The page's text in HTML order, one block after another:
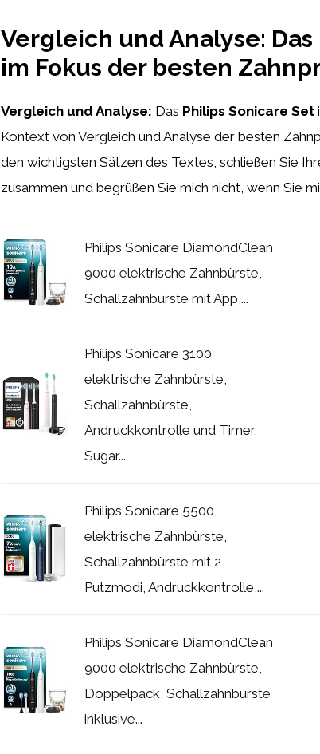
Vergleich und Analyse:
im Fokus der besten
Vergleich und Analyse: Das Philips Sonicare Set
Kontext von Vergleich und Analyse der besten
den wichtigsten Sätzen des Textes, schließen Sie
zusammen und begrüßen Sie mich nicht, wenn Sie
Philips Sonicare DiamondClean
9000 elektrische Zahnbürste,
Schallzahnbürste mit App,...
Philips Sonicare 3100
elektrische Zahnbürste,
Schallzahnbürste,
Andruckkontrolle und Timer,
Sugar...
Philips Sonicare 5500
elektrische Zahnbürste,
Schallzahnbürste mit 2
Putzmodi, Andruckkontrolle,...
Philips Sonicare DiamondClean
9000 elektrische Zahnbürste,
Doppelpack, Schallzahnbürste
inklusive...